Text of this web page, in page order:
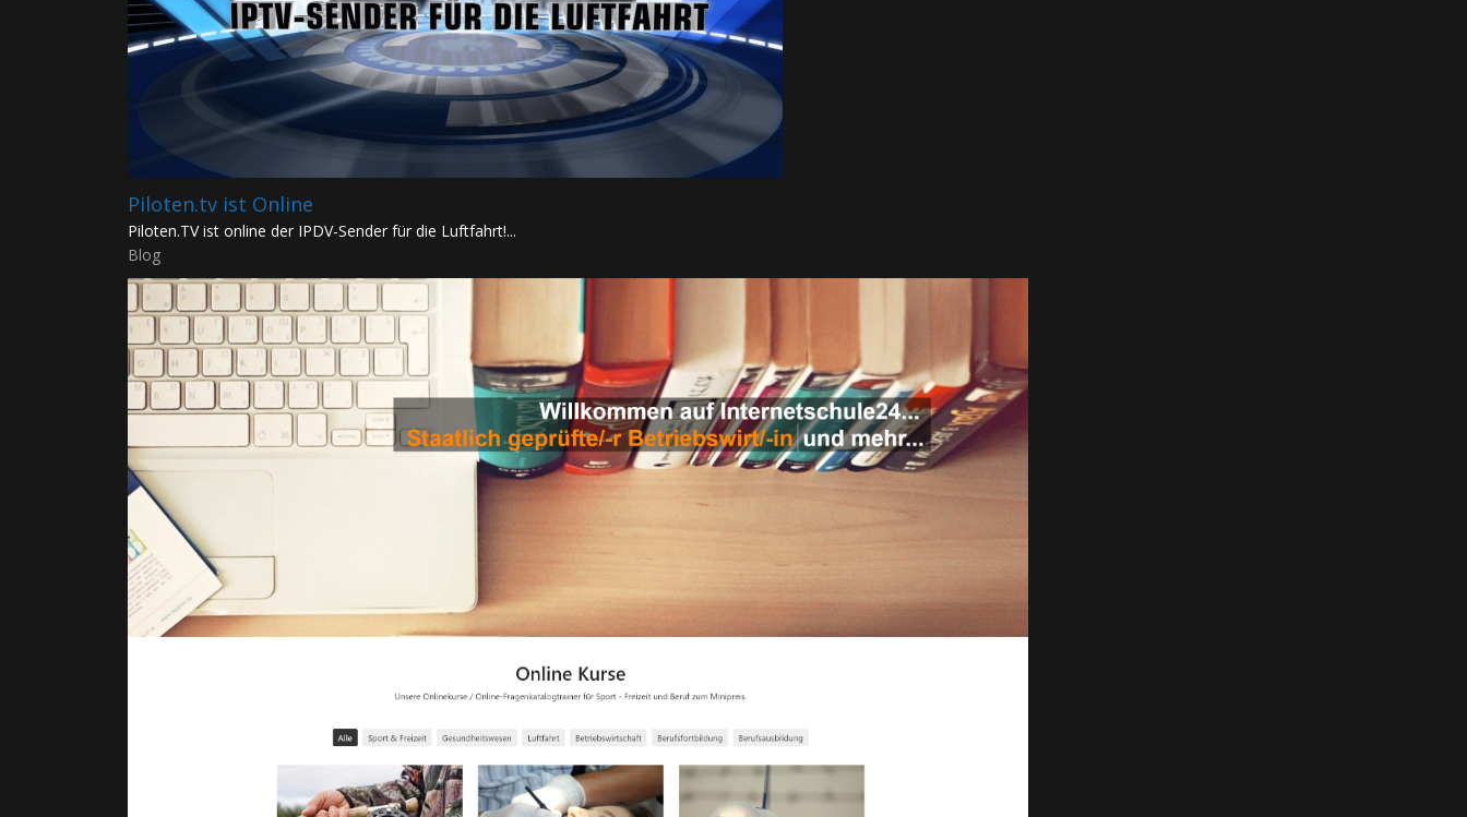
Piloten.tv ist Online
Piloten.TV ist online der IPDV-Sender für die Luftfahrt!...
Blog